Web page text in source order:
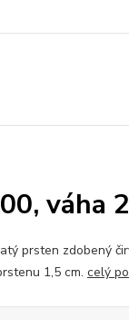
váha
prsten zdobený
1,5 cm. celý